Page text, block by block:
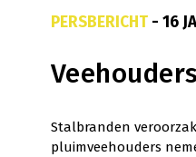
PERSBERICHT- 16
Stalbranden
pluimveehouders